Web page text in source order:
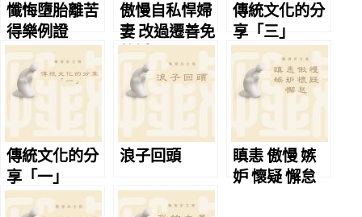
懺悔墮胎離苦
得樂例證
傲慢自私悍婦
妻 改過遷善免
離婚
傳統文化的分
享「三」
傳統文化的分
享「一」
浪子回頭
瞋恚 傲慢 嫉
妒 懷疑 懈怠